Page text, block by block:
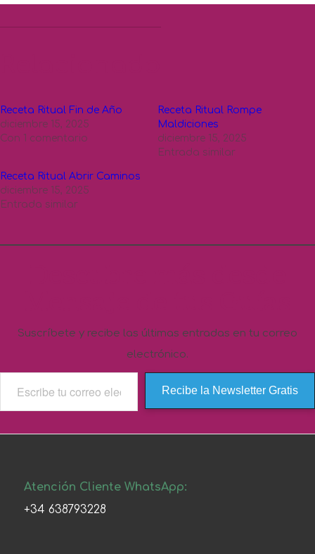
Receta Ritual Fin de Año
diciembre 15, 2025
Con 1 comentario
Receta Ritual Rompe
Maldiciones
diciembre 15, 2025
Entrada similar
Receta Ritual Abrir Caminos
diciembre 15, 2025
Entrada similar
Suscríbete y recibe las últimas entradas en tu correo
electrónico.
Recibe la Newsletter Gratis
Atención Cliente WhatsApp:
+34 638793228